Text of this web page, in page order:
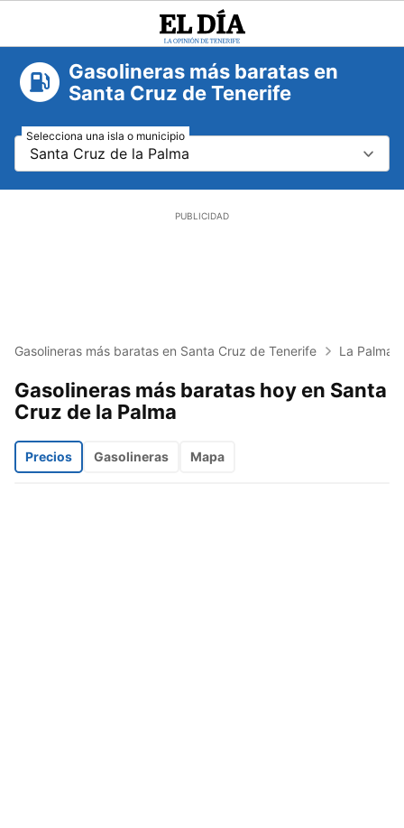
Día
Gasolineras más baratas en
Santa Cruz de Tenerife
Santa Cruz de la Palma
Selecciona una isla o municipio
Gasolineras más baratas en Santa Cruz de Tenerife La Palma
Gasolineras más baratas hoy en Santa
Cruz de la Palma
Precios Gasolineras Mapa